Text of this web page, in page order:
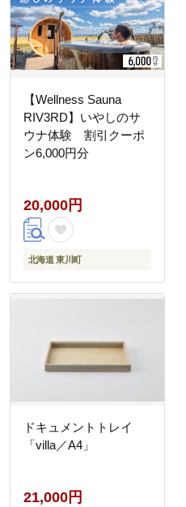
【Wellness Sauna
RIV3RD】いやしのサ
ウナ体験 割引クーポ
ン6,000円分
20,000円
北海道 東川町
ドキュメントトレイ
「villa／A4」
21,000円